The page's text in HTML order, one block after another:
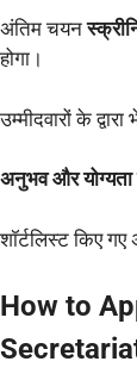
अंतिम चयन
होगा।
उम्मीदवारों के
अनुभव और योग्यता
शॉर्टलिस्ट किए गए
How to